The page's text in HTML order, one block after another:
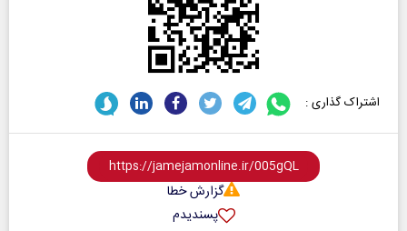
اشتراک گذاری :
گزارش خطا
پسندیدم